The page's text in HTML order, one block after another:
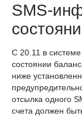
SMS-
С 20.11 в
состоянии
ниже
отсылка одного
счета должен